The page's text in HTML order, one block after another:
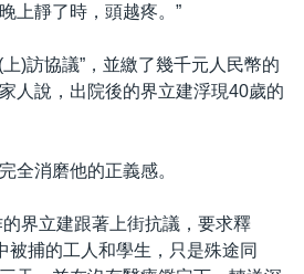
上靜了時，頭越疼。”
)訪協議”，並繳了幾千元人民幣的
人說，出院後的界立建浮現40歲的
全消磨他的正義感。
界立建跟著上街抗議，要求釋
被捕的工人和學生，只是殊途同